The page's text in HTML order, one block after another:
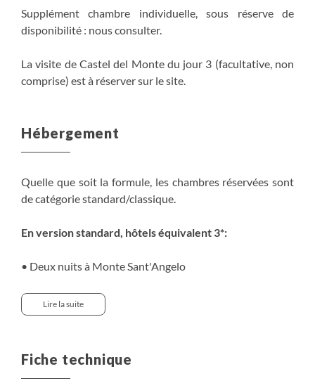
Supplément chambre individuelle, sous réserve de
disponibilité : nous consulter.
La visite de Castel del Monte du jour 3 (facultative, non
comprise) est à réserver sur lesite
Hébergement
Quelle que soit la formule, les chambres réservées sont
de catégorie standard/classique.
En version standard, hôtels équivalent 3*:
• Deux nuits à Monte Sant'Angelo
l'hôtel propose des chambres simples dotées d'un
balcon. Toutes offrent des vues sur la Méditerranée ou
Lire la suite
Fiche technique